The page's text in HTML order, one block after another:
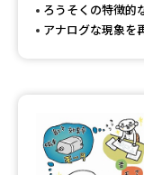
ろうそくの特徴的
アナログな現象を